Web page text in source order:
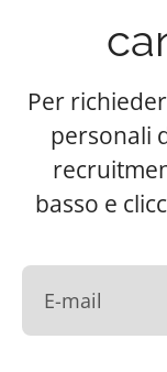
Per
personali
basso e